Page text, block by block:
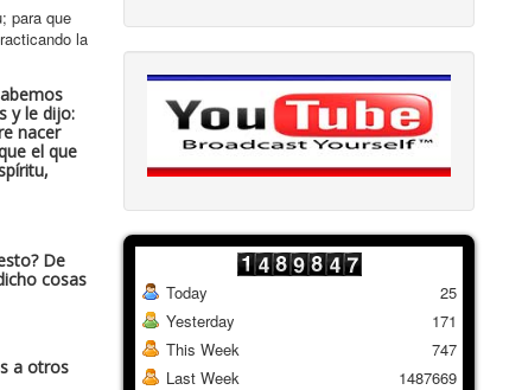
para que
la
y le dijo:
nacer
el que
De
cosas
a otros
Today
Yesterday
This Week
Last Week
25
171
747
1487669